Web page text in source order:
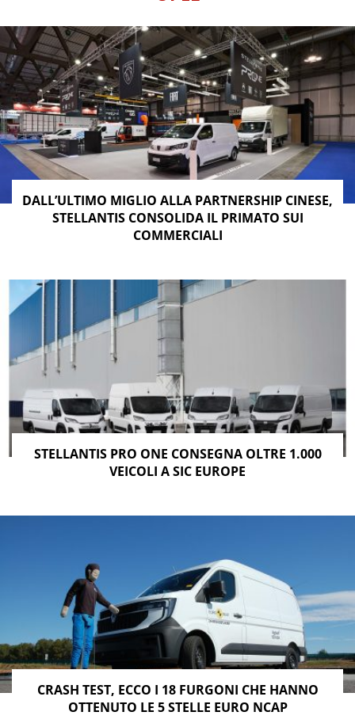
DALL’ULTIMO MIGLIO ALLA PARTNERSHIP CINESE,
STELLANTIS CONSOLIDA IL PRIMATO SUI
COMMERCIALI
STELLANTIS PRO ONE CONSEGNA OLTRE 1.000
VEICOLI A SIC EUROPE
CRASH TEST, ECCO I 18 FURGONI CHE HANNO
OTTENUTO LE 5 STELLE EURO NCAP